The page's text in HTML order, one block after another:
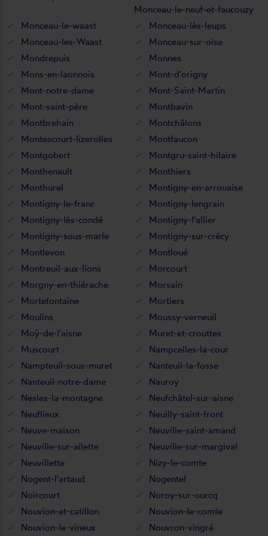
Monceau-le-neuf-et-faucouzy
Monceau-le-waast
Monceau-lès-leups
Monceau-les-Waast
Monceau-sur-oise
Mondrepuis
Monnes
Mons-en-laonnois
Mont-d'origny
Mont-notre-dame
Mont-Saint-Martin
Mont-saint-père
Montbavin
Montbrehain
Montchâlons
Montescourt-lizerolles
Montfaucon
Montgobert
Montgru-saint-hilaire
Monthenault
Monthiers
Monthurel
Montigny-en-arrouaise
Montigny-le-franc
Montigny-lengrain
Montigny-lès-condé
Montigny-l'allier
Montigny-sous-marle
Montigny-sur-crécy
Montlevon
Montloué
Montreuil-aux-lions
Morcourt
Morgny-en-thiérache
Morsain
Mortefontaine
Mortiers
Moulins
Moussy-verneuil
Moÿ-de-l'aisne
Muret-et-crouttes
Muscourt
Nampcelles-la-cour
Nampteuil-sous-muret
Nanteuil-la-fosse
Nanteuil-notre-dame
Nauroy
Nesles-la-montagne
Neufchâtel-sur-aisne
Neuflieux
Neuilly-saint-front
Neuve-maison
Neuville-saint-amand
Neuville-sur-ailette
Neuville-sur-margival
Neuvillette
Nizy-le-comte
Nogent-l'artaud
Nogentel
Noircourt
Noroy-sur-ourcq
Nouvion-et-catillon
Nouvion-le-comte
Nouvion-le-vineux
Nouvron-vingré